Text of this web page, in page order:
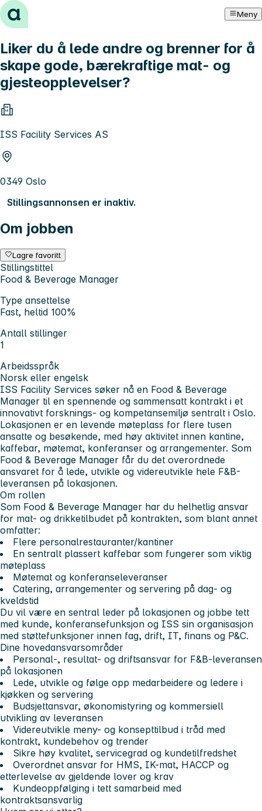
Hopp til innhold Meny
Liker du å lede andre og brenner for å
skape gode, bærekraftige mat- og
gjesteopplevelser?
ISS Facility Services AS
0349 Oslo
Stillingsannonsen er inaktiv.
Om jobben
Lagre favoritt
Stillingstittel
Food & Beverage Manager
Type ansettelse
Fast, heltid 100%
Antall stillinger
1
Arbeidsspråk
Norsk eller engelsk
ISS Facility Services søker nå en Food & Beverage
Manager til en spennende og sammensatt kontrakt i et
innovativt forsknings- og kompetansemiljø sentralt i Oslo.
Lokasjonen er en levende møteplass for flere tusen
ansatte og besøkende, med høy aktivitet innen kantine,
kaffebar, møtemat, konferanser og arrangementer. Som
Food & Beverage Manager får du det overordnede
ansvaret for å lede, utvikle og videreutvikle hele F&B-
leveransen på lokasjonen.
Om rollen
Som Food & Beverage Manager har du helhetlig ansvar
for mat- og drikketilbudet på kontrakten, som blant annet
omfatter:
Flere personalrestauranter/kantiner
En sentralt plassert kaffebar som fungerer som viktig
møteplass
Møtemat og konferanseleveranser
Catering, arrangementer og servering på dag- og
kveldstid
Du vil være en sentral leder på lokasjonen og jobbe tett
med kunde, konferansefunksjon og ISS sin organisasjon
med støttefunksjoner innen fag, drift, IT, finans og P&C.
Dine hovedansvarsområder
Personal-, resultat- og driftsansvar for F&B-leveransen
på lokasjonen
Lede, utvikle og følge opp medarbeidere og ledere i
kjøkken og servering
Budsjettansvar, økonomistyring og kommersiell
utvikling av leveransen
Videreutvikle meny- og konsepttilbud i tråd med
kontrakt, kundebehov og trender
Sikre høy kvalitet, servicegrad og kundetilfredshet
Overordnet ansvar for HMS, IK-mat, HACCP og
etterlevelse av gjeldende lover og krav
Kundeoppfølging i tett samarbeid med
kontraktsansvarlig